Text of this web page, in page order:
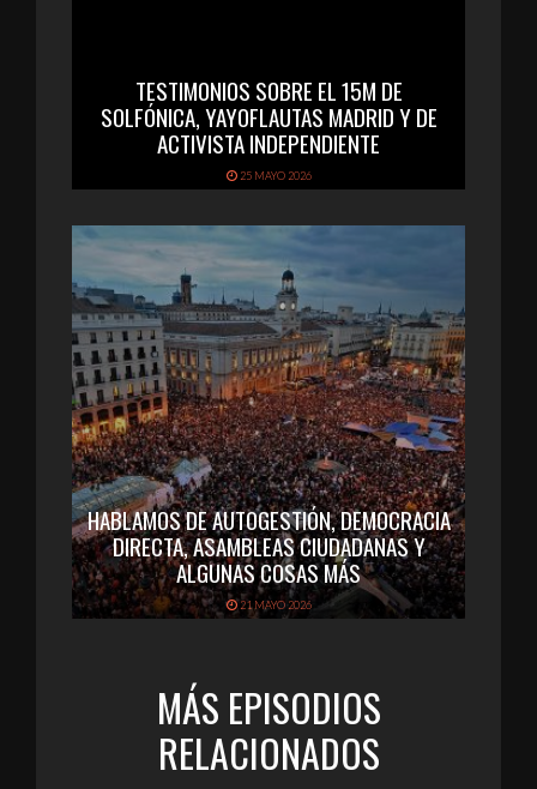
TESTIMONIOS SOBRE EL 15M DE
SOLFÓNICA, YAYOFLAUTAS MADRID Y DE
ACTIVISTA INDEPENDIENTE
25 MAYO 2026
HABLAMOS DE AUTOGESTIÓN, DEMOCRACIA
DIRECTA, ASAMBLEAS CIUDADANAS Y
ALGUNAS COSAS MÁS
21 MAYO 2026
MÁS EPISODIOS
RELACIONADOS